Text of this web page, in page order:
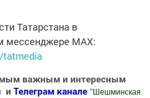
Татарстана в
мессенджере MАХ:
важным и интересным
и Телеграм канале " Шешминская